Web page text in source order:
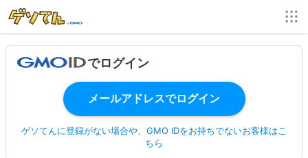
でログイン
ゲソてんに登録がない場合や、GMO IDをお持ちでないお客様はこ
ちら